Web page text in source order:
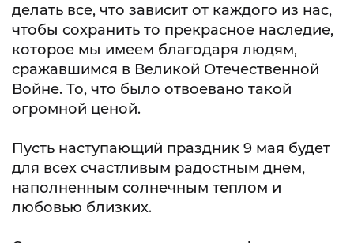
делать все, что зависит от каждого из нас,
чтобы сохранить то прекрасное наследие,
которое мы имеем благодаря людям,
сражавшимся в Великой Отечественной
Войне. То, что было отвоевано такой
огромной ценой.
Пусть наступающий праздник 9 мая будет
для всех счастливым радостным днем,
наполненным солнечным теплом и
любовью близких.